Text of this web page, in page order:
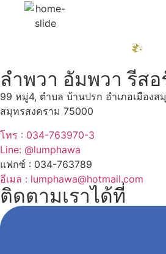
ลำพวา อัมพวา รีสอ
99 หมู่4, ตำบล บ้านปรก อำเภอเมืองส
สมุทรสงคราม 75000
โทร : 034-763970-3
Line: @lumphawa
แฟกซ์ : 034-763789
อีเมล : lumphawa@hotmail.com
ติดตามเราได้ที่